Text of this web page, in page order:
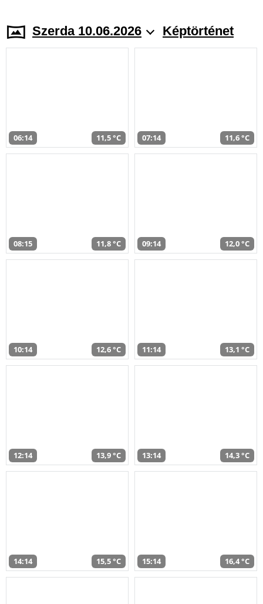
Szerda 10.06.2026 Képtörténet
06:14 11,5 °C 07:14 11,6 °C
08:15 11,8 °C 09:14 12,0 °C
10:14 12,6 °C 11:14 13,1 °C
12:14 13,9 °C 13:14 14,3 °C
14:14 15,5 °C 15:14 16,4 °C